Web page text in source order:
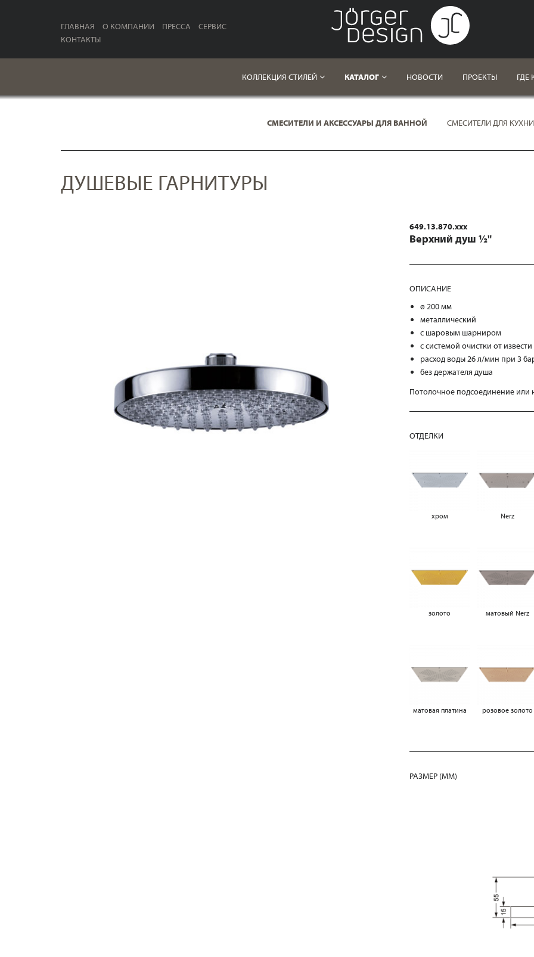
ГЛАВНАЯ О КОМПАНИИ ПРЕССА
СЕРВИС
КОНТАКТЫ
КОЛЛЕКЦИЯ СТИЛЕЙ КАТАЛОГ НОВОСТИ ПРОЕКТЫ ГДЕ
СМЕСИТЕЛИ И АКСЕССУАРЫ ДЛЯ ВАННОЙ СМЕСИТЕЛИ ДЛЯ КУХНИ
ДУШЕВЫЕ ГАРНИТУРЫ
649.13.870.xxx
Верхний душ ½"
ОПИСАНИЕ
ø 200 мм
металлический
с шаровым шарниром
с системой очистки от извести
расход воды 26 л/мин при 3
без держателя душа
Потолочное подсоединение или
ОТДЕЛКИ
хром Nerz
золото матовый Nerz
матовая платина розовое золото
РАЗМЕР (MM)